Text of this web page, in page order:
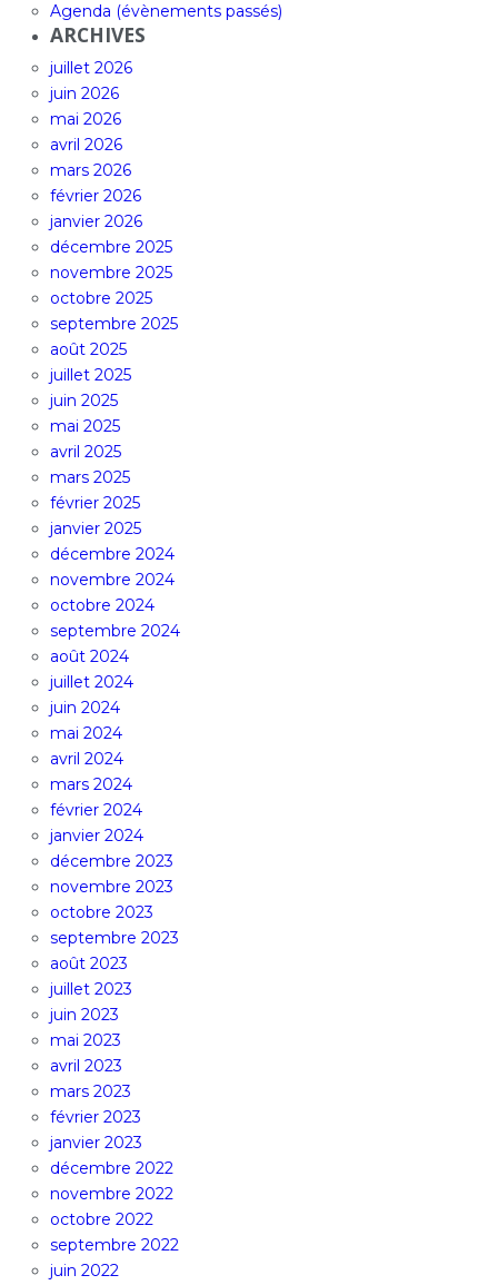
Agenda (évènements passés)
ARCHIVES
juillet 2026
juin 2026
mai 2026
avril 2026
mars 2026
février 2026
janvier 2026
décembre 2025
novembre 2025
octobre 2025
septembre 2025
août 2025
juillet 2025
juin 2025
mai 2025
avril 2025
mars 2025
février 2025
janvier 2025
décembre 2024
novembre 2024
octobre 2024
septembre 2024
août 2024
juillet 2024
juin 2024
mai 2024
avril 2024
mars 2024
février 2024
janvier 2024
décembre 2023
novembre 2023
octobre 2023
septembre 2023
août 2023
juillet 2023
juin 2023
mai 2023
avril 2023
mars 2023
février 2023
janvier 2023
décembre 2022
novembre 2022
octobre 2022
septembre 2022
juin 2022